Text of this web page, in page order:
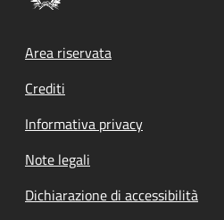
Footer menu
Area riservata
Crediti
Informativa privacy
Note legali
Dichiarazione di accessibilità